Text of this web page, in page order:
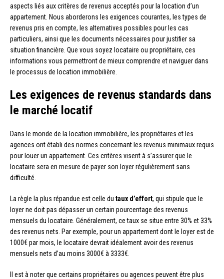
aspects liés aux critères de revenus acceptés pour la location d’un
appartement. Nous aborderons les exigences courantes, les types de
revenus pris en compte, les alternatives possibles pour les cas
particuliers, ainsi que les documents nécessaires pour justifier sa
situation financière. Que vous soyez locataire ou propriétaire, ces
informations vous permettront de mieux comprendre et naviguer dans
le processus de location immobilière.
Les exigences de revenus standards dans
le marché locatif
Dans le monde de la location immobilière, les propriétaires et les
agences ont établi des normes concernant les revenus minimaux requis
pour louer un appartement. Ces critères visent à s’assurer que le
locataire sera en mesure de payer son loyer régulièrement sans
difficulté.
La règle la plus répandue est celle du taux d’effort, qui stipule que le
loyer ne doit pas dépasser un certain pourcentage des revenus
mensuels du locataire. Généralement, ce taux se situe entre 30% et 33%
des revenus nets. Par exemple, pour un appartement dont le loyer est de
1000€ par mois, le locataire devrait idéalement avoir des revenus
mensuels nets d’au moins 3000€ à 3333€.
Il est à noter que certains propriétaires ou agences peuvent être plus